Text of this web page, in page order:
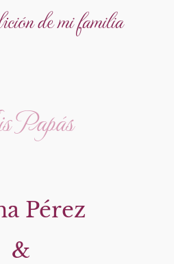
de mi familia
Pérez
&